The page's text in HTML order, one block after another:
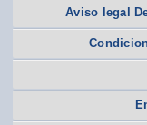
Aviso legal